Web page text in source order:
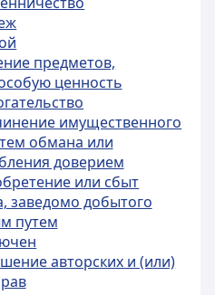
предметов,
ценность
имущественного
обмана или
доверием
или сбыт
заведомо добытого
путем
авторских и (или)